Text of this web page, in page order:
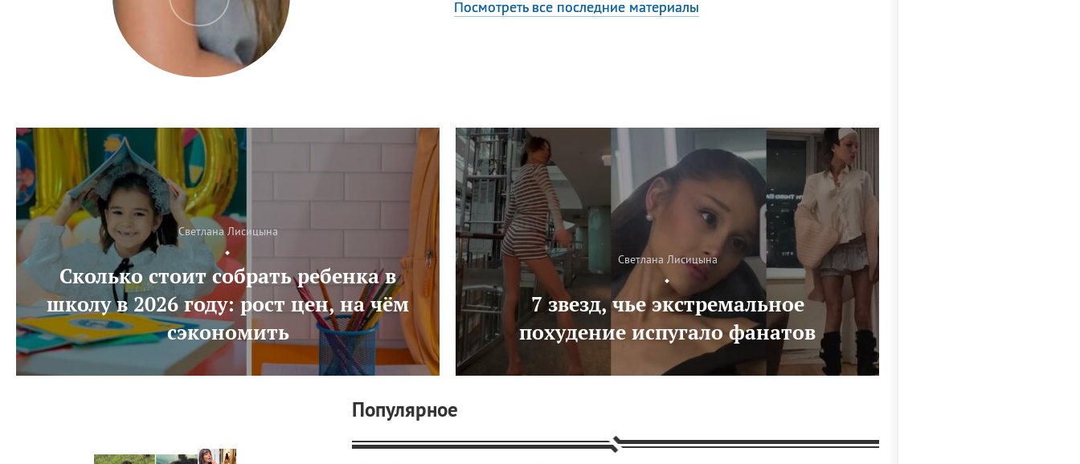
Посмотреть все последние материалы
Светлана Лисицына
Сколько стоит собрать ребенка в
школу в 2026 году: рост цен, на чём
сэкономить
Светлана Лисицына
7 звезд, чье экстремальное
похудение испугало фанатов
Популярное